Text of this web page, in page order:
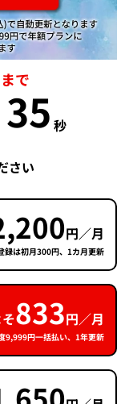
で
34 秒
さい
円／月
録は初月300円、1カ月更新
833円／月
9,999円一括払い、1年更新